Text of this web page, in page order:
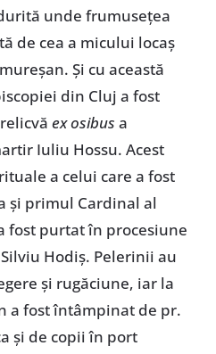
unde frumusețea
de cea a micului locaș
Și cu această
din Cluj a fost
ex osibus a
Iuliu Hossu. Acest
a celui care a fost
și primul Cardinal al
fost purtat în procesiune
Hodiș. Pelerinii au
și rugăciune, iar la
a fost întâmpinat de pr.
și de copii în port